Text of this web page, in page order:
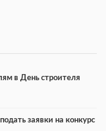
в День строителя
заявки на конкурс